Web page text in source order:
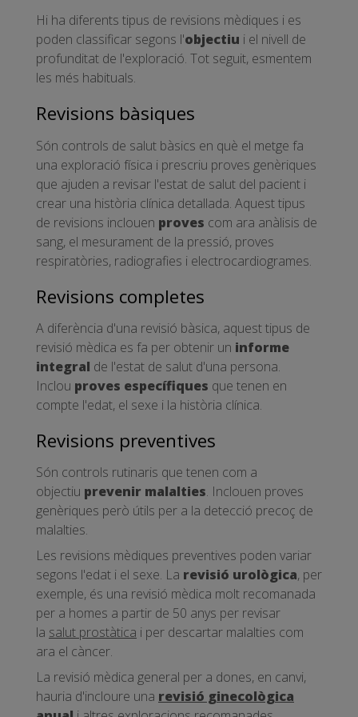
Hi ha diferents tipus de revisions mèdiques i es
poden classificar segons l'objectiu i el nivell de
profunditat de l'exploració. Tot seguit, esmentem
les més habituals.
Revisions bàsiques
Són controls de salut bàsics en què el metge fa
una exploració física i prescriu proves genèriques
que ajuden a revisar l'estat de salut del pacient i
crear una història clínica detallada. Aquest tipus
de revisions inclouen proves com ara anàlisis de
sang, el mesurament de la pressió, proves
respiratòries, radiografies i electrocardiogrames.
Revisions completes
A diferència d'una revisió bàsica, aquest tipus de
revisió mèdica es fa per obtenir un informe
integral de l'estat de salut d'una persona.
Inclou proves específiques que tenen en
compte l'edat, el sexe i la història clínica.
Revisions preventives
Són controls rutinaris que tenen com a
objectiu prevenir malalties. Inclouen proves
genèriques però útils per a la detecció precoç de
malalties.
Les revisions mèdiques preventives poden variar
segons l'edat i el sexe. La revisió urològica, per
exemple, és una revisió mèdica molt recomanada
per a homes a partir de 50 anys per revisar
la salut prostàtica i per descartar malalties com
ara el càncer.
La revisió mèdica general per a dones, en canvi,
hauria d'incloure una revisió ginecològica